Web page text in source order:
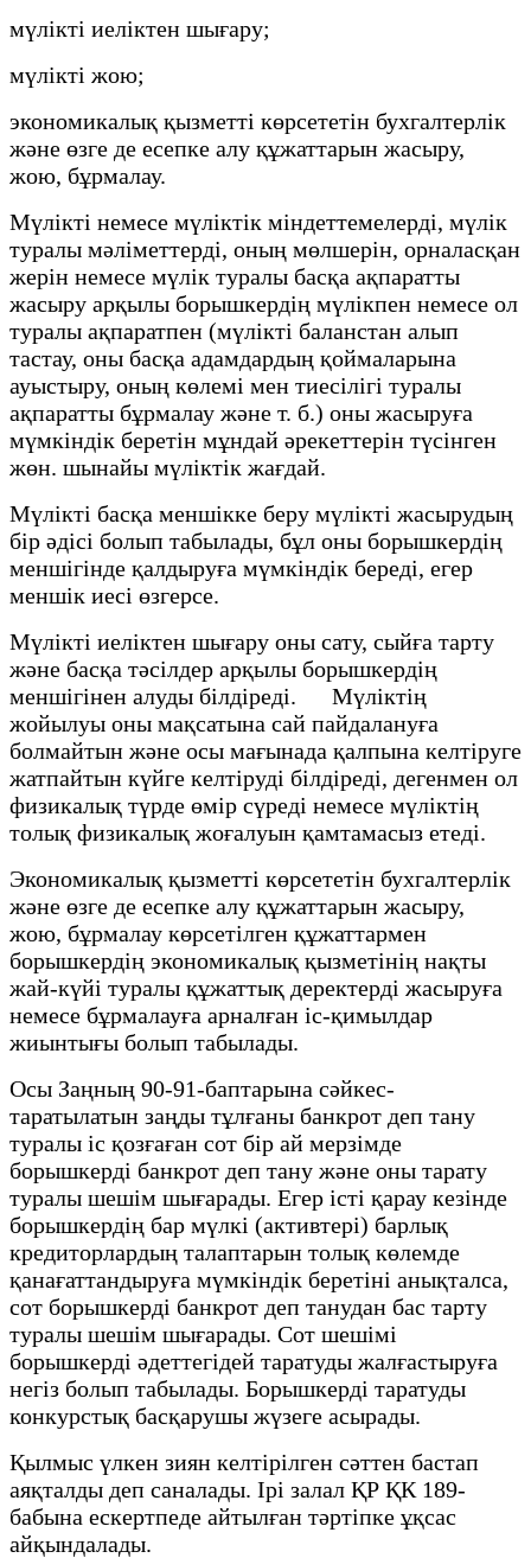
мүлікті иеліктен шығару;
мүлікті жою;
экономикалық қызметті көрсететін бухгалтерлік
және өзге де есепке алу құжаттарын жасыру,
жою, бұрмалау.
Мүлікті немесе мүліктік міндеттемелерді, мүлік
туралы мәліметтерді, оның мөлшерін, орналасқан
жерін немесе мүлік туралы басқа ақпаратты
жасыру арқылы борышкердің мүлікпен немесе ол
туралы ақпаратпен (мүлікті баланстан алып
тастау, оны басқа адамдардың қоймаларына
ауыстыру, оның көлемі мен тиесілігі туралы
ақпаратты бұрмалау және т. б.) оны жасыруға
мүмкіндік беретін мұндай әрекеттерін түсінген
жөн. шынайы мүліктік жағдай.
Мүлікті басқа меншікке беру мүлікті жасырудың
бір әдісі болып табылады, бұл оны борышкердің
меншігінде қалдыруға мүмкіндік береді, егер
меншік иесі өзгерсе.
Мүлікті иеліктен шығару оны сату, сыйға тарту
және басқа тәсілдер арқылы борышкердің
меншігінен алуды білдіреді. Мүліктің
жойылуы оны мақсатына сай пайдалануға
болмайтын және осы мағынада қалпына келтіруге
жатпайтын күйге келтіруді білдіреді, дегенмен ол
физикалық түрде өмір сүреді немесе мүліктің
толық физикалық жоғалуын қамтамасыз етеді.
Экономикалық қызметті көрсететін бухгалтерлік
және өзге де есепке алу құжаттарын жасыру,
жою, бұрмалау көрсетілген құжаттармен
борышкердің экономикалық қызметінің нақты
жай-күйі туралы құжаттық деректерді жасыруға
немесе бұрмалауға арналған іс-қимылдар
жиынтығы болып табылады.
Осы Заңның 90-91-баптарына сәйкес-
таратылатын заңды тұлғаны банкрот деп тану
туралы іс қозғаған сот бір ай мерзімде
борышкерді банкрот деп тану және оны тарату
туралы шешім шығарады. Егер істі қарау кезінде
борышкердің бар мүлкі (активтері) барлық
кредиторлардың талаптарын толық көлемде
қанағаттандыруға мүмкіндік беретіні анықталса,
сот борышкерді банкрот деп танудан бас тарту
туралы шешім шығарады. Сот шешімі
борышкерді әдеттегідей таратуды жалғастыруға
негіз болып табылады. Борышкерді таратуды
конкурстық басқарушы жүзеге асырады.
Қылмыс үлкен зиян келтірілген сәттен бастап
аяқталды деп саналады. Ірі залал ҚР ҚК 189-
бабына ескертпеде айтылған тәртіпке ұқсас
айқындалады.